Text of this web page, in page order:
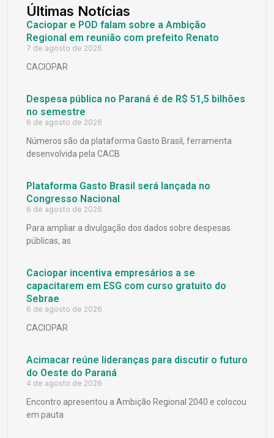
Últimas Notícias
Caciopar e POD falam sobre a Ambição
Regional em reunião com prefeito Renato
7 de agosto de 2026
CACIOPAR
Despesa pública no Paraná é de R$ 51,5 bilhões
no semestre
6 de agosto de 2026
Números são da plataforma Gasto Brasil, ferramenta
desenvolvida pela CACB
Plataforma Gasto Brasil será lançada no
Congresso Nacional
6 de agosto de 2026
Para ampliar a divulgação dos dados sobre despesas
públicas, as
Caciopar incentiva empresários a se
capacitarem em ESG com curso gratuito do
Sebrae
6 de agosto de 2026
CACIOPAR
Acimacar reúne lideranças para discutir o futuro
do Oeste do Paraná
4 de agosto de 2026
Encontro apresentou a Ambição Regional 2040 e colocou
em pauta